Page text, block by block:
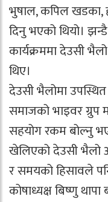
भुषाल, कपिल खडका,
दिनु भएको थियो।
कार्यक्रममा देउसी
थिए।
देउसी भैलोमा
समाजको भाइवर ग्रुप
सहयोग रकम बोल्नु
खेलिएको देउसी भैलो
र समयको हिसावले
कोषाध्यक्ष बिष्णु